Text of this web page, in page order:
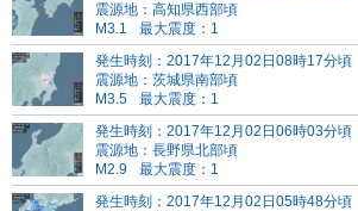
震源地：高知県西部頃
M3.1
最大震度：1
発生時刻：2017年12月02日08時17分頃
震源地：茨城県南部頃
M3.5
最大震度：1
発生時刻：2017年12月02日06時03分頃
震源地：長野県北部頃
M2.9
最大震度：1
発生時刻：2017年12月02日05時48分頃